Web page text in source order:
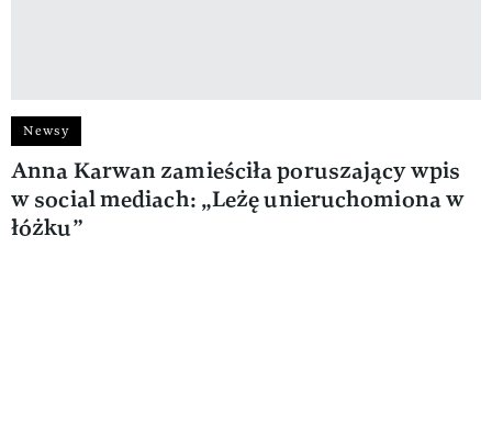
Newsy
Anna Karwan zamieściła poruszający wpis
w social mediach: „Leżę unieruchomiona w
łóżku”